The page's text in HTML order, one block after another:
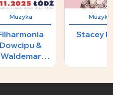
Muzyka
Dowcipu &
Waldemar
Malicki -
Muzyka
Stacey